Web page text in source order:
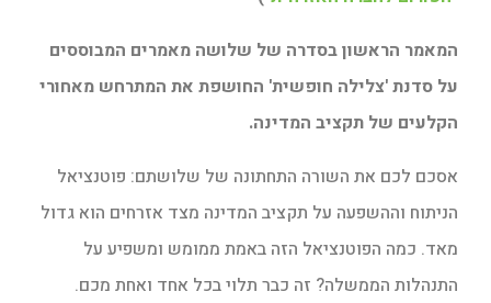
המאמר הראשון בסדרה של שלושה מאמרים המבוססים
על סדנת 'צלילה חופשית' החושפת את המתרחש מאחורי
הקלעים של תקציב המדינה.
אסכם לכם את השורה התחתונה של שלושתם: פוטנציאל
הניתוח וההשפעה על תקציב המדינה מצד אזרחים הוא גדול
מאד. כמה הפוטנציאל הזה באמת ממומש ומשפיע על
התנהלות הממשלה? זה כבר תלוי בכל אחד ואחת מכם.